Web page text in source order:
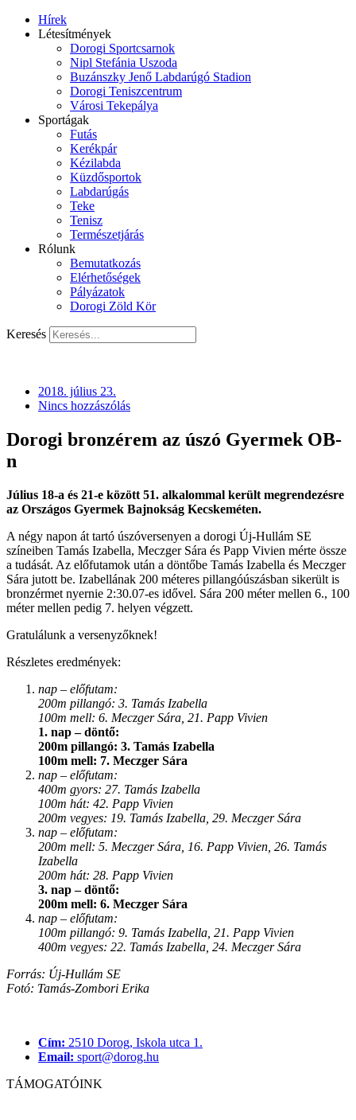
Hírek
Létesítmények
Dorogi Sportcsarnok
Nipl Stefánia Uszoda
Buzánszky Jenő Labdarúgó Stadion
Dorogi Teniszcentrum
Városi Tekepálya
Sportágak
Futás
Kerékpár
Kézilabda
Küzdősportok
Labdarúgás
Teke
Tenisz
Természetjárás
Rólunk
Bemutatkozás
Elérhetőségek
Pályázatok
Dorogi Zöld Kör
Keresés
2018. július 23.
Nincs hozzászólás
Dorogi bronzérem az úszó Gyermek OB-
n
Július 18-a és 21-e között 51. alkalommal került megrendezésre
az Országos Gyermek Bajnokság Kecskeméten.
A négy napon át tartó úszóversenyen a dorogi Új-Hullám SE
színeiben Tamás Izabella, Meczger Sára és Papp Vivien mérte össze
a tudását. Az előfutamok után a döntőbe Tamás Izabella és Meczger
Sára jutott be. Izabellának 200 méteres pillangóúszásban sikerült is
bronzérmet nyernie 2:30.07-es idővel. Sára 200 méter mellen 6., 100
méter mellen pedig 7. helyen végzett.
Gratulálunk a versenyzőknek!
Részletes eredmények:
nap – előfutam:
200m pillangó: 3. Tamás Izabella
100m mell: 6. Meczger Sára, 21. Papp Vivien
1. nap – döntő:
200m pillangó: 3. Tamás Izabella
100m mell: 7. Meczger Sára
nap – előfutam:
400m gyors: 27. Tamás Izabella
100m hát: 42. Papp Vivien
200m vegyes: 19. Tamás Izabella, 29. Meczger Sára
nap – előfutam:
200m mell: 5. Meczger Sára, 16. Papp Vivien, 26. Tamás
Izabella
200m hát: 28. Papp Vivien
3. nap – döntő:
200m mell: 6. Meczger Sára
nap – előfutam:
100m pillangó: 9. Tamás Izabella, 21. Papp Vivien
400m vegyes: 22. Tamás Izabella, 24. Meczger Sára
Forrás: Új-Hullám SE
Fotó: Tamás-Zombori Erika
Cím: 2510 Dorog, Iskola utca 1.
Email: sport@dorog.hu
TÁMOGATÓINK